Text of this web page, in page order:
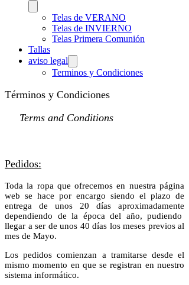
Telas de VERANO
Telas de INVIERNO
Telas Primera Comunión
Tallas
aviso legal
Terminos y Condiciones
Términos y Condiciones
Terms and Conditions
Pedidos:
Toda la ropa que ofrecemos en nuestra página
web se hace por encargo siendo el plazo de
entrega de unos 20 días aproximadamente
dependiendo de la época del año, pudiendo
llegar a ser de unos 40 días los meses previos al
mes de Mayo.
Los pedidos comienzan a tramitarse desde el
mismo momento en que se registran en nuestro
sistema informático.